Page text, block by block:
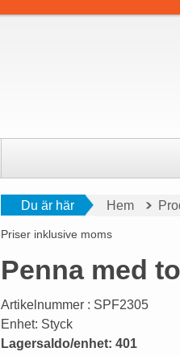
Du är här Hem
Priser inklusive moms
Penna med
Artikelnummer : SPF2305
Enhet: Styck
Lagersaldo/enhet: 401